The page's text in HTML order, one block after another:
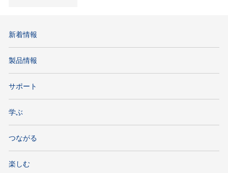
新着情報
製品情報
サポート
学ぶ
つながる
楽しむ